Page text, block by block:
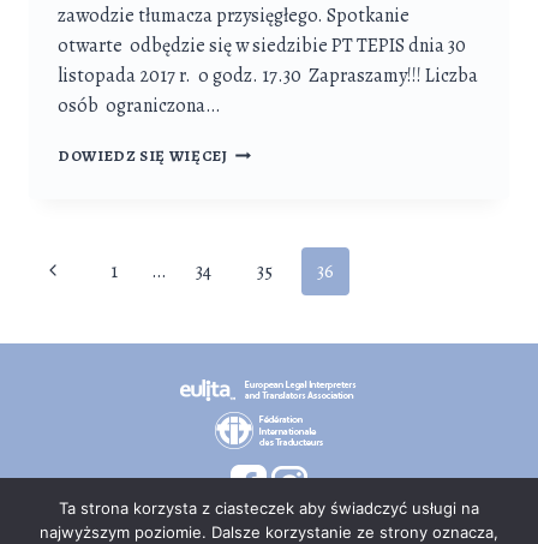
zawodzie tłumacza przysięgłego. Spotkanie
otwarte odbędzie się w siedzibie PT TEPIS dnia 30
listopada 2017 r. o godz. 17.30 Zapraszamy!!! Liczba
osób ograniczona…
DOWIEDZ SIĘ WIĘCEJSPOTKANIE
LISTOPADA
R.,
17.30
Nawigacja
Poprzednia
1 … 34 35 36
Ta strona korzysta z ciasteczek aby świadczyć usługi na
najwyższym poziomie. Dalsze korzystanie ze strony oznacza,